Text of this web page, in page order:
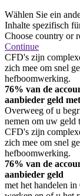
Wählen Sie ein
Inhalte spezifisch
Choose country or
Continue
CFD's zijn
zich mee om snel
hefboomwerking.
76% van de
aanbieder geld
Overweeg of u
nemen om uw geld
CFD's zijn
zich mee om snel
hefboomwerking.
76% van de
aanbieder geld
met het handelen